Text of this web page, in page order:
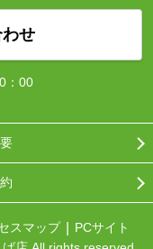
せ
：00
スマップ
PCサイト